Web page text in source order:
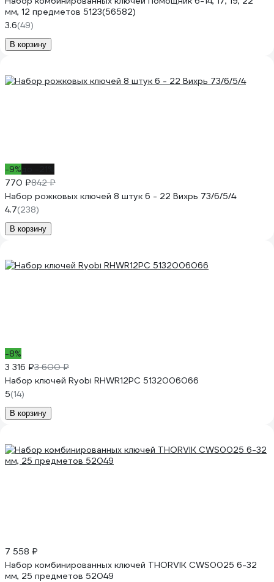
мм, 12 предметов 5123(56582)
3.6(49)
В корзину
-9%
770 ₽842 ₽
Набор рожковых ключей 8 штук 6 - 22 Вихрь 73/6/5/4
4.7(238)
В корзину
-8%
3 316 ₽3 600 ₽
Набор ключей Ryobi RHWR12PC 5132006066
5(14)
В корзину
7 558 ₽
Набор комбинированных ключей THORVIK CWS0025 6-32
мм, 25 предметов 52049